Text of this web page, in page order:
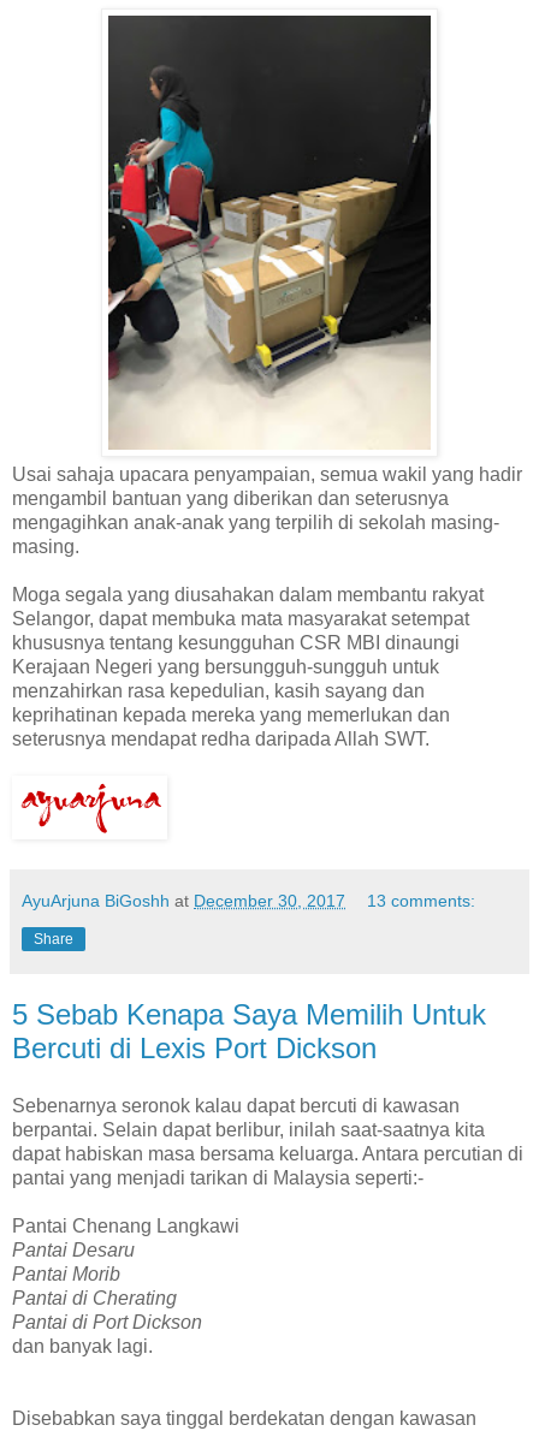
Usai sahaja upacara penyampaian, semua wakil yang hadir
mengambil bantuan yang diberikan dan seterusnya
mengagihkan anak-anak yang terpilih di sekolah masing-
masing.
Moga segala yang diusahakan dalam membantu rakyat
Selangor, dapat membuka mata masyarakat setempat
khususnya tentang kesungguhan CSR MBI dinaungi
Kerajaan Negeri yang bersungguh-sungguh untuk
menzahirkan rasa kepedulian, kasih sayang dan
keprihatinan kepada mereka yang memerlukan dan
seterusnya mendapat redha daripada Allah SWT.
AyuArjuna BiGoshh at December 30, 2017 13 comments:
Share
5 Sebab Kenapa Saya Memilih Untuk
Bercuti di Lexis Port Dickson
Sebenarnya seronok kalau dapat bercuti di kawasan
berpantai. Selain dapat berlibur, inilah saat-saatnya kita
dapat habiskan masa bersama keluarga. Antara percutian di
pantai yang menjadi tarikan di Malaysia seperti:-
Pantai Chenang Langkawi
Pantai Desaru
Pantai Morib
Pantai di Cherating
Pantai di Port Dickson
dan banyak lagi.
Disebabkan saya tinggal berdekatan dengan kawasan